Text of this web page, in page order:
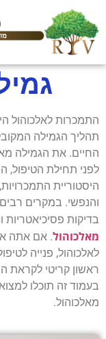
התמכרות לאלכוהול
תהליך הגמילה
החיים. את הגמילה
לפני תחילת הטיפול,
היסטוריית
והנפשי. במקרים
בדיקות פסיכיאטריות
מאלכוהול. אם אתה
לאלכוהול, פנייה
ראשון קריטי לקראת
בעמוד זה תוכלו
מאלכוהול.